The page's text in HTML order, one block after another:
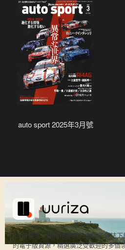
auto sport 2025年3月號
UU日雜是一個提供熱門日本電子雜誌
的電子版資源，精選廣泛受歡迎的多個